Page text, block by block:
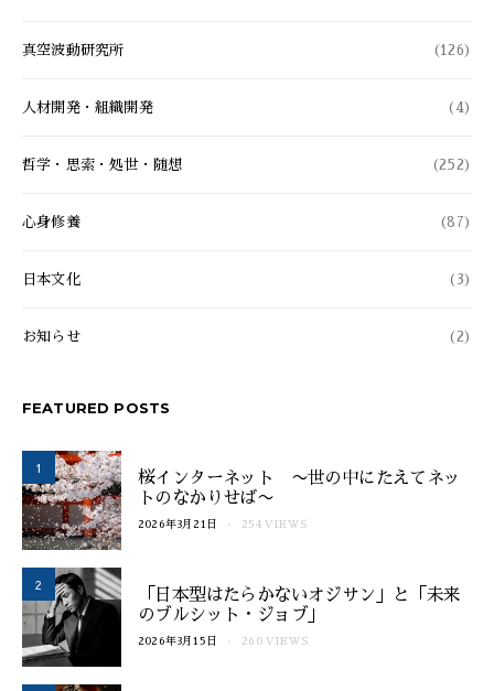
真空波動研究所 (126)
人材開発・組織開発 (4)
哲学・思索・処世・随想 (252)
心身修養 (87)
日本文化 (3)
お知らせ (2)
FEATURED POSTS
1
桜インターネット 〜世の中にたえてネッ
トのなかりせば〜
2026年3月21日 254 VIEWS
2
「日本型はたらかないオジサン」と「未来
のブルシット・ジョブ」
2026年3月15日 260 VIEWS